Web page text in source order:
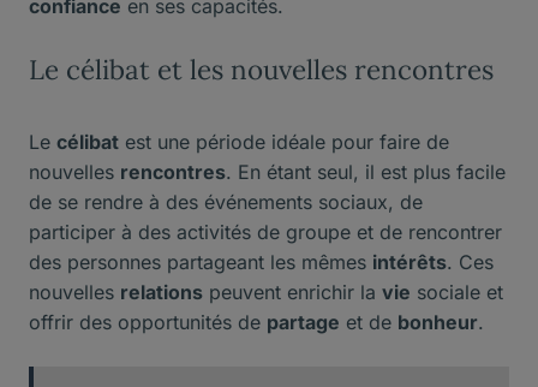
confiance en ses capacités.
Le célibat et les nouvelles rencontres
Le célibat est une période idéale pour faire de
nouvelles rencontres. En étant seul, il est plus facile
de se rendre à des événements sociaux, de
participer à des activités de groupe et de rencontrer
des personnes partageant les mêmes intérêts. Ces
nouvelles relations peuvent enrichir la vie sociale et
offrir des opportunités de partage et de bonheur.